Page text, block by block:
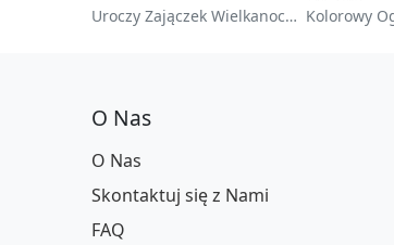
Uroczy Zajączek Wielkanocny Na Kolorowance
O Nas
O Nas
Skontaktuj się z Nami
FAQ